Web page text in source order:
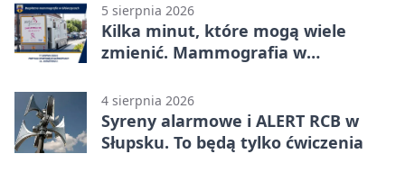
5 sierpnia 2026
Kilka minut, które mogą wiele
zmienić. Mammografia w
4 sierpnia 2026
Syreny alarmowe i ALERT RCB w
Słupsku. To będą tylko ćwiczenia